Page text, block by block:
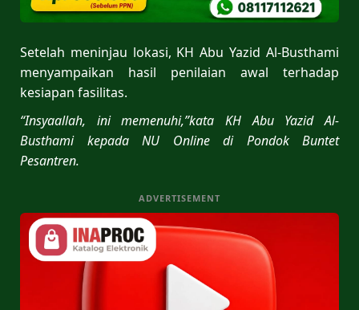
Setelah meninjau lokasi, KH Abu Yazid Al-Busthami
menyampaikan hasil penilaian awal terhadap
kesiapan fasilitas.
“Insyaallah, ini memenuhi,”kata KH Abu Yazid Al-
Busthami kepada NU Online di Pondok Buntet
Pesantren.
ADVERTISEMENT